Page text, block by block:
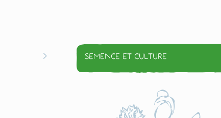
Semence et culture